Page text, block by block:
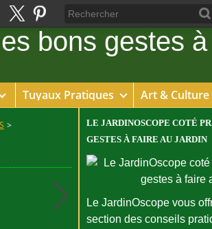
Tuyaux Pratiques Art & Culture
>
LE JARDINOSCOPE COTÉ
GESTES À FAIRE AU JARDIN
Le JardinOscope vous
section des conseils